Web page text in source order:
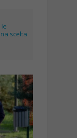
scelta